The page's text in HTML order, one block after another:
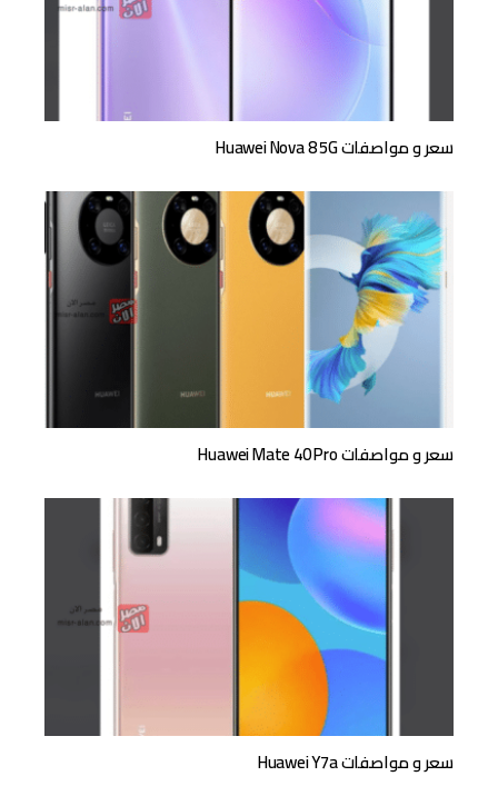
سعر و مواصفات Huawei Nova 8 5G
سعر و مواصفات Huawei Mate 40 Pro
سعر و مواصفات Huawei Y7a